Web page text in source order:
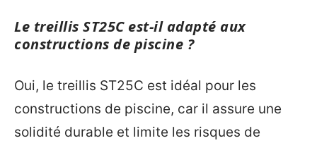
Le treillis ST25C est-il adapté aux
constructions de piscine ?
Oui, le treillis ST25C est idéal pour les
constructions de piscine, car il assure une
solidité durable et limite les risques de